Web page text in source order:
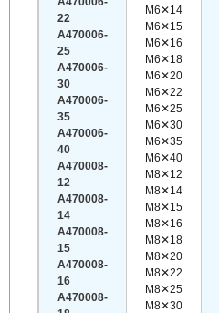
22
A470006-
25
A470006-
30
A470006-
35
A470006-
40
A470008-
12
A470008-
14
A470008-
15
A470008-
16
A470008-
M6✕14
M6✕15
M6✕16
M6✕18
M6✕20
M6✕22
M6✕25
M6✕30
M6✕35
M6✕40
M8✕12
M8✕14
M8✕15
M8✕16
M8✕18
M8✕20
M8✕22
M8✕25
M8✕30